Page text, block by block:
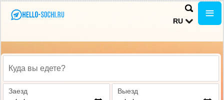
RU
Куда вы едете?
Заезд Выезд